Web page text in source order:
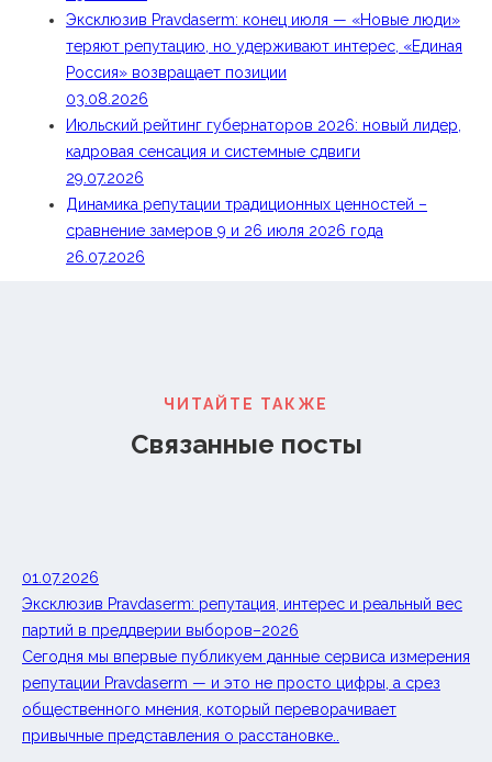
Эксклюзив Pravdaserm: конец июля — «Новые люди»
теряют репутацию, но удерживают интерес, «Единая
Россия» возвращает позиции
03.08.2026
Июльский рейтинг губернаторов 2026: новый лидер,
кадровая сенсация и системные сдвиги
29.07.2026
Динамика репутации традиционных ценностей –
сравнение замеров 9 и 26 июля 2026 года
26.07.2026
ЧИТАЙТЕ ТАКЖЕ
Связанные посты
01.07.2026
Эксклюзив Pravdaserm: репутация, интерес и реальный вес
партий в преддверии выборов–2026
Сегодня мы впервые публикуем данные сервиса измерения
репутации Pravdaserm — и это не просто цифры, а срез
общественного мнения, который переворачивает
привычные представления о расстановке..